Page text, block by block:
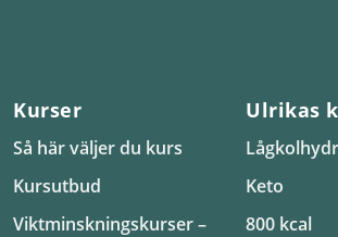
Kurser
Så här väljer du kurs
Kursutbud
Viktminskningskurser –
Ulrikas
Keto
800 kcal